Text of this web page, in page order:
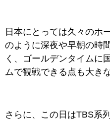
日本にとっては久々のホ
のように深夜や早朝の時
く、ゴールデンタイムに
ムで観戦できる点も大き
さらに、この日はTBS系